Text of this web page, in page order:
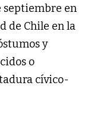
septiembre en
de Chile en la
y
o
cívico-